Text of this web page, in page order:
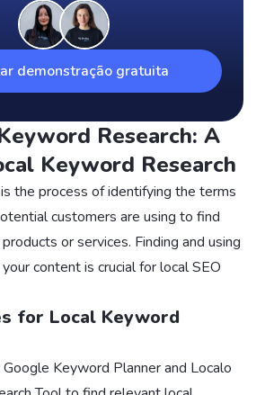
demonstração gratuita
Research: A
Keyword Research
the process of identifying the terms
customers are using to find
or services. Finding and using
content is crucial for local SEO
for Local Keyword
Keyword Planner and Localo